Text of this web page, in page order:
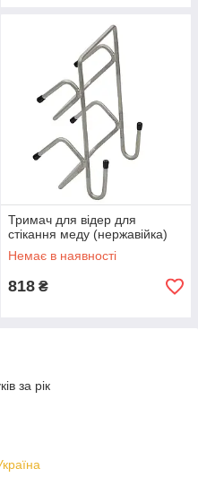
Тримач для відер для
стікання меду (нержавійка)
Немає в наявності
818 ₴
за рік